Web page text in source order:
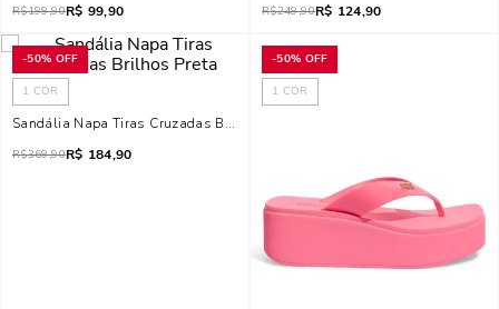
R$199,90R$ 99,90 R$249,90R$ 124,90
-50% OFF
1 COR
Sandália Napa Tiras Cruzadas Brilhos Preta
R$369,90R$ 184,90
-50% OFF
1 COR